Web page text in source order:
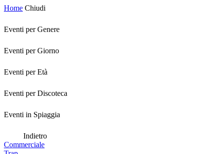
Home Chiudi
Eventi per Genere
Eventi per Giorno
Eventi per Età
Eventi per Discoteca
Eventi in Spiaggia
Indietro
Commerciale